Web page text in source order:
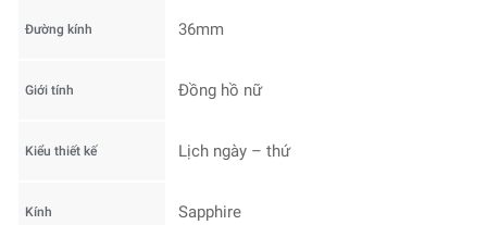
Đường kính 36mm
Giới tính Đồng hồ nữ
Kiểu thiết kế Lịch ngày – thứ
Kính Sapphire